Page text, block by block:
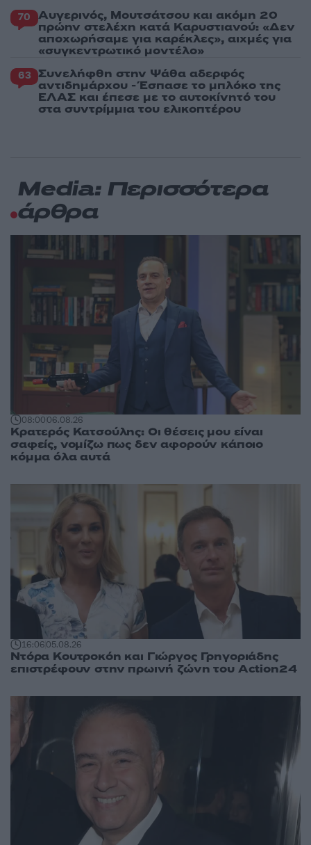
70 Αυγερινός, Μουτσάτσου και ακόμη 20
πρώην στελέχη κατά Καρυστιανού: «Δεν
αποχωρήσαμε για καρέκλες», αιχμές για
«συγκεντρωτικό μοντέλο»
63 Συνελήφθη στην Ψάθα αδερφός
αντιδημάρχου - Έσπασε το μπλόκο της
ΕΛΑΣ και έπεσε με το αυτοκίνητό του
στα συντρίμμια του ελικοπτέρου
Media: Περισσότερα
άρθρα
08:0006.08.26
Κρατερός Κατσούλης: Οι θέσεις μου είναι
σαφείς, νομίζω πως δεν αφορούν κάποιο
κόμμα όλα αυτά
16:0605.08.26
Ντόρα Κουτροκόη και Γιώργος Γρηγοριάδης
επιστρέφουν στην πρωινή ζώνη του Action24